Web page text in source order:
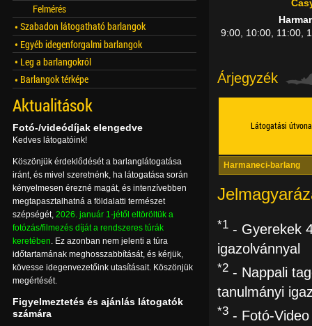
9:00, 10:00, 11:00,
Árjegyzék
Látogatási
Harmaneci-barlang
*1 - Gyerekek
igazolvánnyal
*2 - Nappali
tanulmányi
*3 - Fotó-
Felmérés
Szabadon látogatható barlangok
Egyéb idegenforgalmi barlangok
Leg a barlangokról
Barlangok térképe
Aktualitások
Fotó-/videódíjak elengedve
Kedves látogatóink!
Köszönjük érdeklődését a barlanglátogatása
iránt, és mivel szeretnénk, ha látogatása során
kényelmesen érezné magát, és intenzívebben
megtapasztalhatná a földalatti természet
szépségét, 2026. január 1-jétől eltöröltük a
fotózás/filmezés díját a rendszeres túrák
keretében . Ez azonban nem jelenti a túra
időtartamának meghosszabbítását, és kérjük,
kövesse idegenvezetőink utasításait. Köszönjük
megértését.
Figyelmeztetés és ajánlás látogatók
számára